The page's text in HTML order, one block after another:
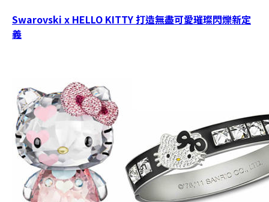
Swarovski x HELLO KITTY 打造無盡可愛璀璨閃爍新定
義